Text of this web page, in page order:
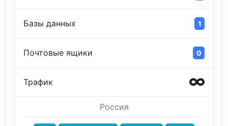
Базы данных 1
Почтовые ящики 0
Трафик
Россия